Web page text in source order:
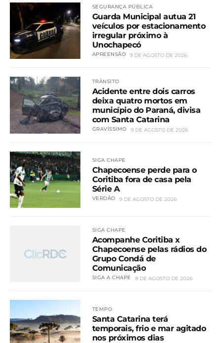
SEGURANÇA PÚBLICA
Guarda Municipal autua 21
veículos por estacionamento
irregular próximo à
Unochapecó
APREENSÃO 9 DE AGOSTO DE 2026
TRÂNSITO
Acidente entre dois carros
deixa quatro mortos em
município do Paraná, divisa
com Santa Catarina
GRAVÍSSIMO 9 DE AGOSTO DE 2026
SIGA CHAPE
Chapecoense perde para o
Coritiba fora de casa pela
Série A
VERDÃO 9 DE AGOSTO DE 2026
SIGA CHAPE
Acompanhe Coritiba x
Chapecoense pelas rádios do
Grupo Condá de
Comunicação
SIGA A CHAPE 8 DE AGOSTO DE 2026
TEMPO
Santa Catarina terá
temporais, frio e mar agitado
nos próximos dias